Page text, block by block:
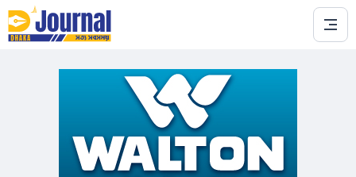
Skip to main content